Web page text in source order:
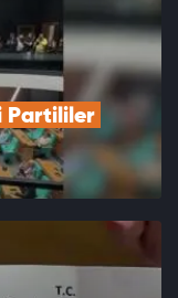
Partililer